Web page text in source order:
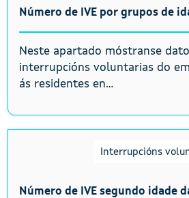
Número de IVE por grupos de
Neste apartado móstranse
interrupcións voluntarias do
ás residentes en...
Interrupcións
Número de IVE segundo idade